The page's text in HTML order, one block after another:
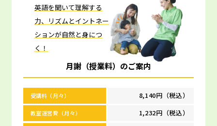
英語を聞いて理解する
力、リズムとイントネー
ションが自然と身につ
く！
月謝（授業料）のご案内
受講料（月々） 8,140円（税込）
教室運営費（月々） 1,232円（税込）